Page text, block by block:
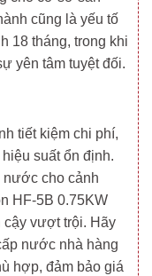
cũng là yếu tố
18 tháng, trong khi
yên tâm tuyệt đối.
tiết kiệm chi phí,
suất ổn định.
cho cảnh
HF-5B 0.75KW
cậy vượt trội. Hãy
nước nhà hàng
hợp, đảm bảo giá